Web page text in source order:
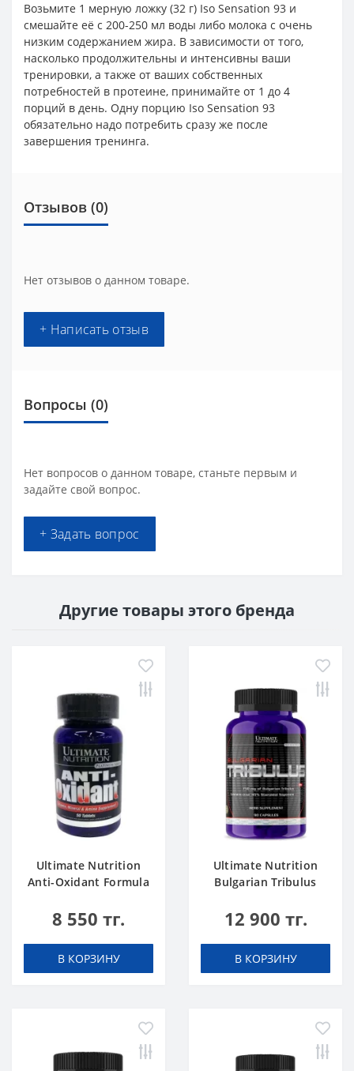
Возьмите 1 мерную ложку (32 г) Iso Sensation 93 и
смешайте её с 200-250 мл воды либо молока с очень
низким содержанием жира. В зависимости от того,
насколько продолжительны и интенсивны ваши
тренировки, а также от ваших собственных
потребностей в протеине, принимайте от 1 до 4
порций в день. Одну порцию Iso Sensation 93
обязательно надо потребить сразу же после
завершения тренинга.
Отзывов (0)
Нет отзывов о данном товаре.
+ Написать отзыв
Вопросы (0)
Нет вопросов о данном товаре, станьте первым и
задайте свой вопрос.
+ Задать вопрос
Другие товары этого бренда
Ultimate Nutrition
Anti-Oxidant Formula
8 550 тг.
В КОРЗИНУ
Ultimate Nutrition
Bulgarian Tribulus
12 900 тг.
В КОРЗИНУ